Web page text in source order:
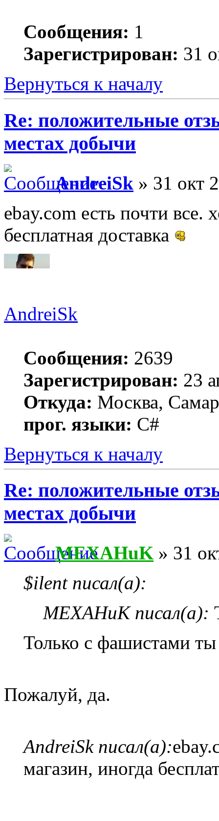
Сообщения: 1
Зарегистрирован: 31
Вернуться к началу
Re: положительные
местах добычи
AndreiSk » 31 окт
ebay.com есть почти все.
бесплатная доставка
AndreiSk
Сообщения: 2639
Зарегистрирован: 23
Откуда: Москва,
прог. языки: C#
Вернуться к началу
Re: положительные
местах добычи
MEXAHuK » 31
$ilent писал(а):
MEXAHuK писал(а):
Только с фашистами ты
Пожалуй, да.
AndreiSk писал(а):
магазин, иногда